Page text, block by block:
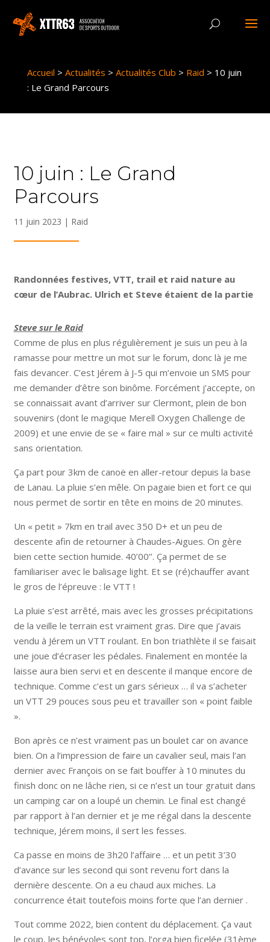
Accueil > Actualités > Actualités Club > Raid > 10 juin
: Le Grand Parcours
10 juin : Le Grand
Parcours
11 juin 2023 | Raid
Randonnées festives, VTT, trail et raid nature au
cœur de l’Aubrac. Ulrich et Steve étaient de la partie
Steve sur le Raid
Comme de plus en plus régulièrement je suis un peu à la
ramasse pour mettre un mot sur le forum, donc là je me
fais devancer. C’est Jérem à J-5 qui m’envoie un SMS pour
me demander d’être son binôme. Forcément j’accepte, on
se connaissait avant d’arriver sur Clermont, plein de bon
souvenirs (dont le magique Merell Oxygen Challenge de
2009) et une envie de se « faire mal » sur ce multi activité
sans orientation.
Ça part pour 3km de canoë en aller-retour depuis la base
de Lanau. La pluie s’en mêle. On pagaie bien et fort ce qui
nous permet de sortir en tête en moins de 20 minutes.
Un « petit » 7km en trail avec 350 D+ et un peu de
descente afin de retourner à Chaudes-Aigues. On gère
bien cette section humide. 40’00’’. Ça permet de se
familiariser avec le balisage light. Et se (ré)chauffer avant
le gros de l’épreuve : le VTT !
La pluie s’est arrêté, mais avec les grosses précipitations
de la veille le terrain est vraiment gras. Dire que j’avais
vendu à Jérem un VTT roulant. En bon triathlète il se faisait
une joue d’écraser les pédales. Finalement en montée la
laisse aura bien servi et en descente il manque encore de
technique. Comme c’est un gars sérieux … il va s’acheter
un VTT 29 pouces sous peu et travailler son « point faible
».
Bon après ce n’est vraiment pas un boulet car on avance
bien. On a l’impression de faire un cavalier seul, mais l’an
dernier avec François on se fait bouffer à 10 minutes du
finish donc on ne lâche rien, si ce n’est un tour gratuit dans
un camping car on a loupé un chemin. Le final est changé
par rapport à l’an dernier et je me régal dans la descente
technique, Jérem moins, il sert les fesses.
Ca passe en moins de 3h20 l’affaire … et un petit 3’30
d’avance sur les second qui sont revenu fort dans la
dernière descente. On a eu chaud aux miches. La
concurrence était toutefois moins forte que l’an dernier .
Tout comme 2022, bien content du déplacement. Ça vaut
le coup, les bénévoles sont top, l’orga bien ficelée (31ème